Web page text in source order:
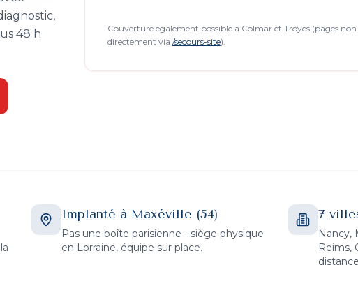
48 h
Couverture également possible à Colmar et Troyes (pages
directement via /secours-site).
Implanté à Maxéville (54)
Pas une boîte parisienne - siège physique
en Lorraine, équipe sur place.
7
Nancy,
Reims,